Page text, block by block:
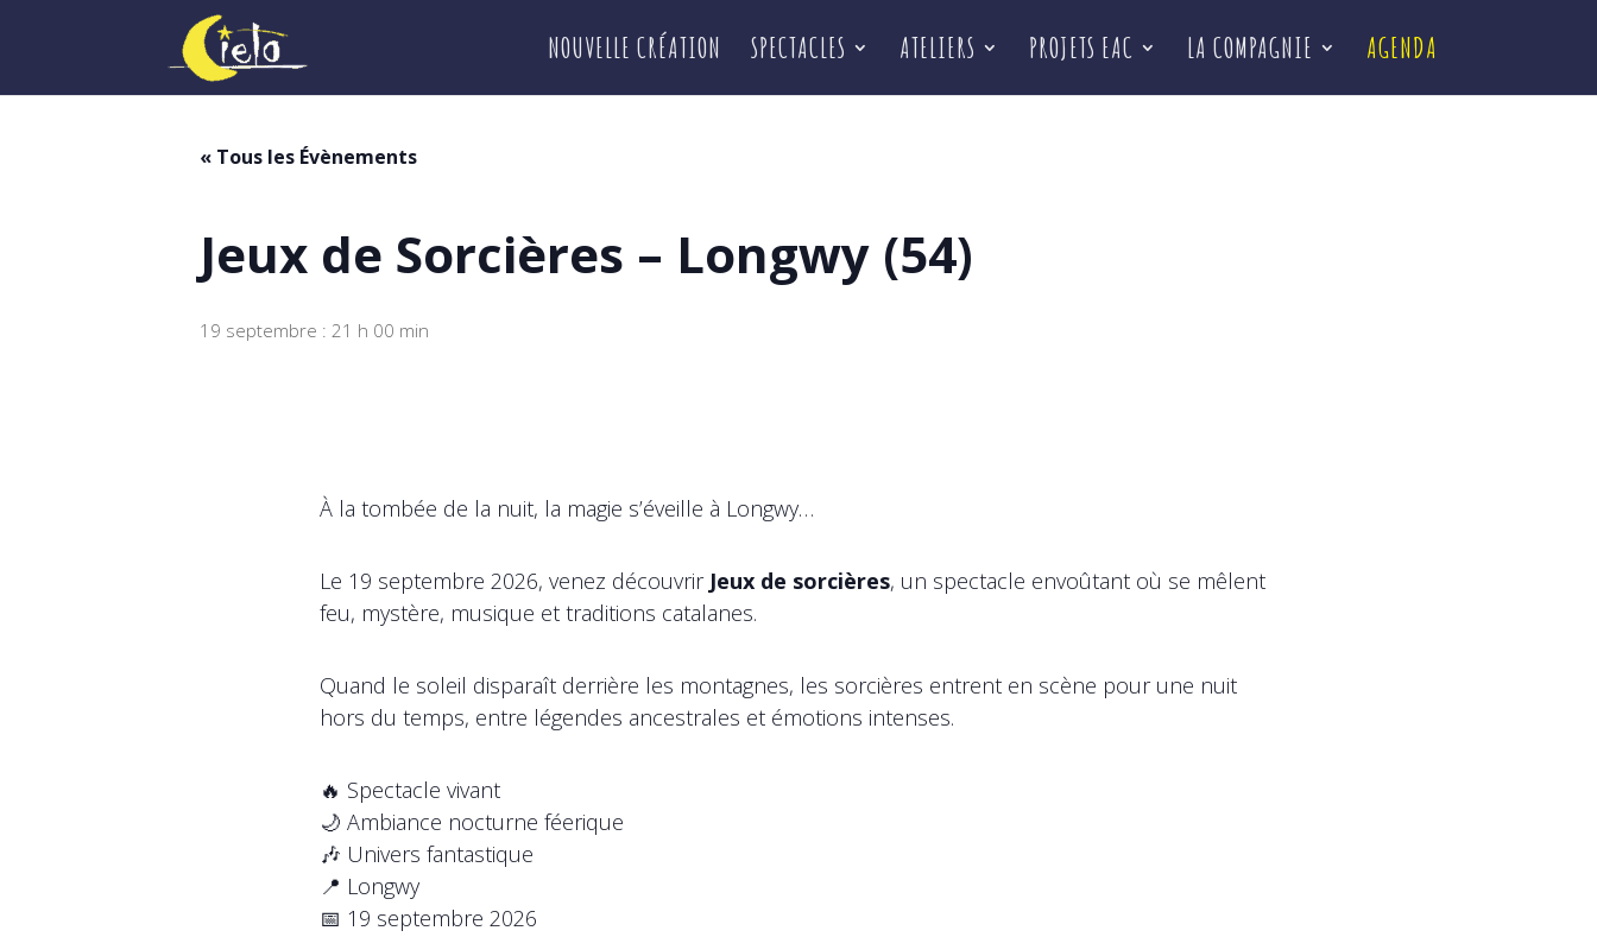
NOUVELLE CRÉATION SPECTACLES ATELIERS PROJETS EAC LA COMPAGNIE AGENDA
« Tous les Évènements
Jeux de Sorcières – Longwy (54)
19 septembre : 21 h 00 min
À la tombée de la nuit, la magie s’éveille à Longwy…
Le 19 septembre 2026, venez découvrir Jeux de sorcières, un spectacle envoûtant où se mêlent
feu, mystère, musique et traditions catalanes.
Quand le soleil disparaît derrière les montagnes, les sorcières entrent en scène pour une nuit
hors du temps, entre légendes ancestrales et émotions intenses.
🔥 Spectacle vivant
🌙 Ambiance nocturne féerique
🎶 Univers fantastique
📍 Longwy
📅 19 septembre 2026